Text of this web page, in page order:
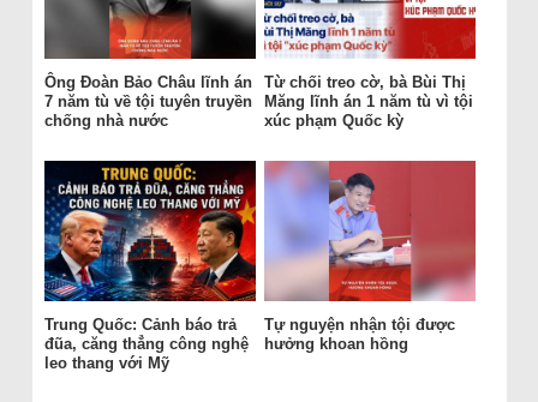
Ông Đoàn Bảo Châu lĩnh án
7 năm tù về tội tuyên truyền
chống nhà nước
Từ chối treo cờ, bà Bùi Thị
Măng lĩnh án 1 năm tù vì tội
xúc phạm Quốc kỳ
Trung Quốc: Cảnh báo trả
đũa, căng thẳng công nghệ
leo thang với Mỹ
Tự nguyện nhận tội được
hưởng khoan hồng